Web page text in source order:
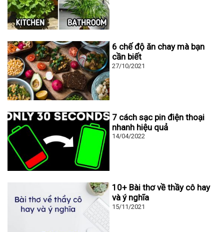
6 chế độ ăn chay mà bạn
cần biết
27/10/2021
7 cách sạc pin điện thoại
nhanh hiệu quả
14/04/2022
10+ Bài thơ về thầy cô hay
và ý nghĩa
15/11/2021